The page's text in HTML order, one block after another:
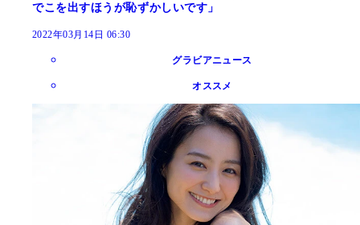
でこを出すほうが恥ずかしいです」
2022年03月14日 06:30
グラビアニュース
オススメ